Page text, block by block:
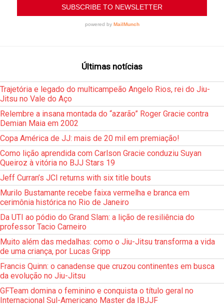
Últimas notícias
Trajetória e legado do multicampeão Angelo Rios, rei do Jiu-
Jitsu no Vale do Aço
Relembre a insana montada do “azarão” Roger Gracie contra
Demian Maia em 2002
Copa América de JJ: mais de 20 mil em premiação!
Como lição aprendida com Carlson Gracie conduziu Suyan
Queiroz à vitória no BJJ Stars 19
Jeff Curran’s JCI returns with six title bouts
Murilo Bustamante recebe faixa vermelha e branca em
cerimônia histórica no Rio de Janeiro
Da UTI ao pódio do Grand Slam: a lição de resiliência do
professor Tacio Carneiro
Muito além das medalhas: como o Jiu-Jitsu transforma a vida
de uma criança, por Lucas Gripp
Francis Quinn: o canadense que cruzou continentes em busca
da evolução no Jiu-Jitsu
GFTeam domina o feminino e conquista o título geral no
Internacional Sul-Americano Master da IBJJF